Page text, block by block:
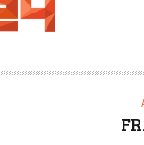
R